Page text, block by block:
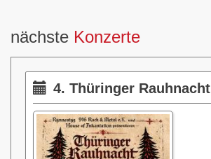
nächste Konzerte
4. Thüringer Rauhnacht